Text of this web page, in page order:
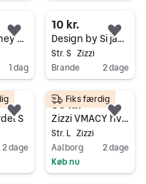
Zizzi Ebhoney bluse XL sort med blomster, dame
1 dag
Føj til favoritter.
10 kr.
Design by Si jakke sort polyester dame str. S
Str. S Zizzi
Brande
2 dage
Gå til annoncen
S
2 dage
Føj til favoritter.
30 kr.
Zizzi VMACY hverdagskjole L sort
Str. L Zizzi
Aalborg
2 dage
Køb nu
Fiks færdig
Føj